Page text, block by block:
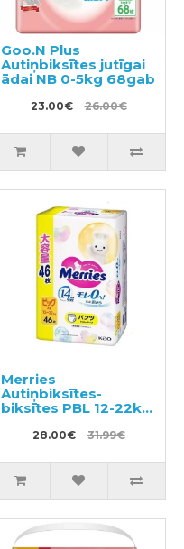
Goo.N Plus
Autiņbiksītes jutīgai
ādai NB 0-5kg 68gab
23.00€ 26.00€
Merries
Autiņbiksītes-
biksītes PBL 12-22kg
28.00€ 31.99€